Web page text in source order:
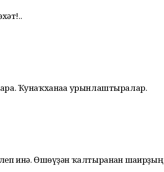
Ҡунаҡханаға урынлаштыралар.
инә. Өшөүҙән ҡалтыранған шағирҙың